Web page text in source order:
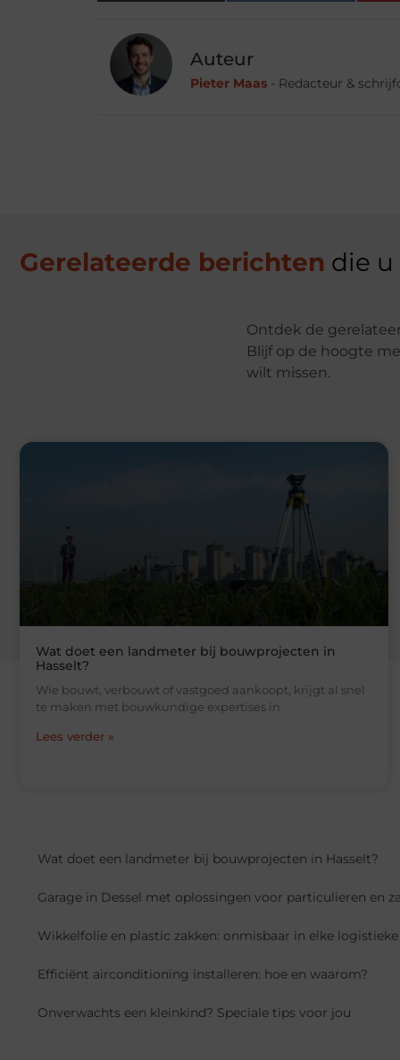
Auteur
Pieter Maas - Redacteur &
Gerelateerde berichten die
Ontdek de
Blijf op de hoogte
wilt missen.
Wat doet een landmeter bij bouwprojecten in
Hasselt?
Wie bouwt, verbouwt of vastgoed aankoopt, krijgt al snel
te maken met bouwkundige expertises in
Lees verder »
Wat doet een landmeter bij bouwprojecten in Hasselt?
Garage in Dessel met oplossingen voor particulieren en
Wikkelfolie en plastic zakken: onmisbaar in elke
Efficiënt airconditioning installeren: hoe en waarom?
Onverwachts een kleinkind? Speciale tips voor jou